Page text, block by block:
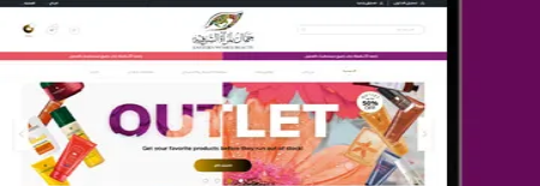
تصميم متجر جمال المرأة الشرقية
التفاصيل